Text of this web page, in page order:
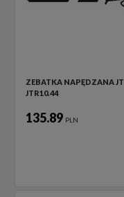
ZEBATKA NAPĘDZANA JT
JTR10.44
135.89 PLN